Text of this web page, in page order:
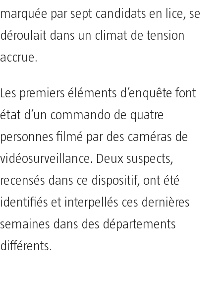
marquée par sept candidats en lice, se
déroulait dans un climat de tension
accrue.
Les premiers éléments d’enquête font
état d’un commando de quatre
personnes filmé par des caméras de
vidéosurveillance. Deux suspects,
recensés dans ce dispositif, ont été
identifiés et interpellés ces dernières
semaines dans des départements
différents.